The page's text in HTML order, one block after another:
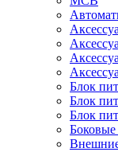
Блок
Блок
Блок
Боковые